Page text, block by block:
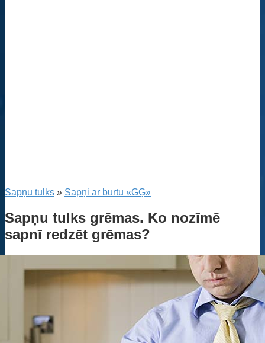
Sapņu tulks » Sapņi ar burtu «GĢ»
Sapņu tulks grēmas. Ko nozīmē
sapnī redzēt grēmas?